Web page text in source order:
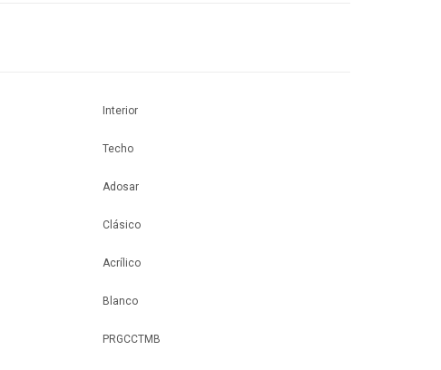
Interior
Techo
Adosar
Clásico
Acrílico
Blanco
PRGCCTMB